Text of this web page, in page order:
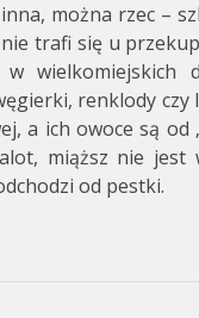
można rzec –
trafi się u
w wielkomiejskich
renklody
a ich owoce są od
miąższ nie
od pestki.